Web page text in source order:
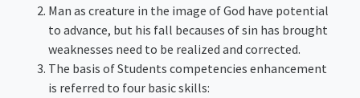
Man as creature in the image of God have potential
to advance, but his fall becauses of sin has brought
weaknesses need to be realized and corrected.
The basis of Students competencies enhancement
is referred to four basic skills: